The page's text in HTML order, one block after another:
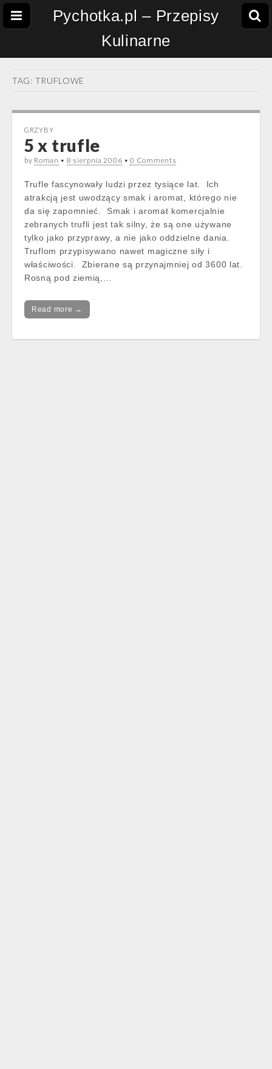
Pychotka.pl – Przepisy
Kulinarne
TAG: TRUFLOWE
GRZYBY
5 x trufle
by Roman • 8 sierpnia 2006 •0 Comments
Trufle fascynowały ludzi przez tysiące lat. Ich
atrakcją jest uwodzący smak i aromat, którego nie
da się zapomnieć. Smak i aromat komercjalnie
zebranych trufli jest tak silny, że są one używane
tylko jako przyprawy, a nie jako oddzielne dania.
Truflom przypisywano nawet magiczne siły i
właściwości. Zbierane są przynajmniej od 3600 lat.
Rosną pod ziemią,…
Read more →